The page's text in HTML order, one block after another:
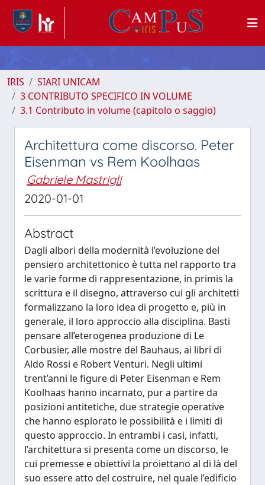
IRIS
SIARI UNICAM
3 CONTRIBUTO SPECIFICO IN VOLUME
3.1 Contributo in volume (capitolo o saggio)
Architettura come discorso. Peter
Eisenman vs Rem Koolhaas
Gabriele Mastrigli
2020-01-01
Abstract
Dagli albori della modernità l’evoluzione del
pensiero architettonico è tutta nel rapporto tra
le varie forme di rappresentazione, in primis la
scrittura e il disegno, attraverso cui gli architetti
formalizzano la loro idea di progetto e, più in
generale, il loro approccio alla disciplina. Basti
pensare all’eterogenea produzione di Le
Corbusier, alle mostre del Bauhaus, ai libri di
Aldo Rossi e Robert Venturi. Negli ultimi
trent’anni le figure di Peter Eisenman e Rem
Koolhaas hanno incarnato, pur a partire da
posizioni antitetiche, due strategie operative
che hanno esplorato le possibilità e i limiti di
questo approccio. In entrambi i casi, infatti,
l’architettura si presenta come un discorso, le
cui premesse e obiettivi la proiettano al di là del
suo essere atto del costruire, nel quale l’edificio